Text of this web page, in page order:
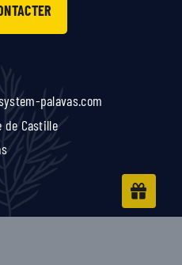
palavas.com
de Castille